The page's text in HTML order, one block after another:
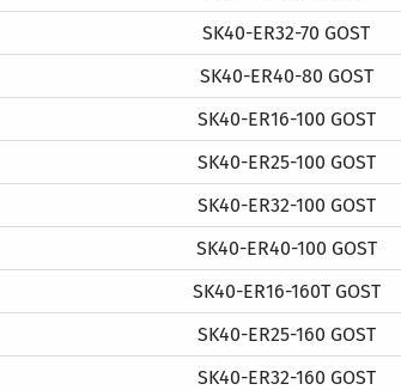
SK40-ER32-70 GOST
SK40-ER40-80 GOST
SK40-ER16-100 GOST
SK40-ER25-100 GOST
SK40-ER32-100 GOST
SK40-ER40-100 GOST
SK40-ER16-160T GOST
SK40-ER25-160 GOST
SK40-ER32-160 GOST